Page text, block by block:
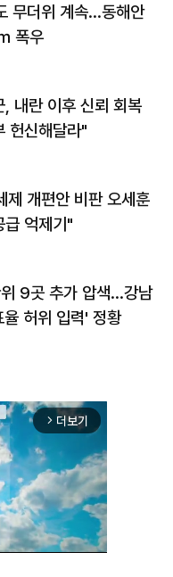
무더위 계속…동해안
폭우
내란 이후 신뢰 회복
헌신해달라"
제 개편안 비판 오세훈
억제기"
9곳 추가 압색…강남
율 허위 입력' 정황
arrow_forward_ios 더보기